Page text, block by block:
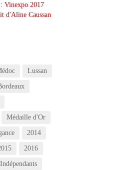
Vinexpo 2017
d'Aline Caussan
Lussan
Médaille d'Or
2014
2016